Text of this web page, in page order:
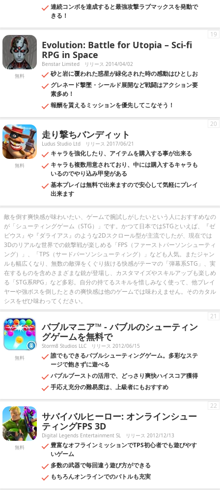
連続コンボを達成すると最強攻撃ラブマックスを発動で
きる！
無料
Evolution: Battle for Utopia – Sci-fi
RPG in Space
Benstar Limited リリース 2014/04/02
砂と岩に覆われた惑星が緑化された時の感動はひとしお
グレネード撃墜・シールド展開など戦闘はアクション要
素多め！
報酬を貰えるミッションを優先してこなそう！
19
無料
走り撃ちバンディット
Ludus Studio Ltd リリース 2017/06/21
キャラを強化したり、アイテムを購入する事が出来る
キャラも複数用意されており、中には購入するキャラも
いるのでやり込み甲斐がある
基本プレイは無料で出来ますので安心して気軽にプレイ
出来ます
20
敵を倒す爽快感が味わいたい、ゲームで腕試しがしたいという人におすすめなの
が「シューティングゲーム（STG）」です。かつて日本ではSTGといえば、『ゼ
ビウス』や『ダライアス』のような2Dスクロール型が主流でしたが、現在では
3Dのリアルな世界での銃撃戦が楽しめる「FPS（ファーストパーソンシューティ
ング）」、「TPS（サードパーソンシューティング）」なども人気。またジャン
ルも幅広くなり、無数の敵弾をくぐり抜ける快感がテーマの「弾幕系STG」、実
在するものを含めさまざまな銃が登場し、カスタマイズやスキルアップも楽しめ
る「STG系RPG」など多彩。自分の持てるスキルを惜しみなく使って、他プレイ
ヤーや強ボスを倒したときの爽快感は他のゲームでは味わえません。そのカタル
シスをぜひ味わってください。
無料
バブルマニア™ - バブルのシューティン
グゲームを無料で
Storm8 Studios LLC リリース 2012/06/15
誰でもできるバブルシューティングゲーム。多彩なステ
ージで飽きずに遊べる
バブルブーストの活用で、どっさり爽快ハイスコア獲得
手応え充分の難易度は、上級者にもおすすめ
21
無料
サバイバルヒーロー: オンラインシュー
ティングFPS 3D
Digital Legends Entertainment SL リリース 2012/12/13
豊富なオフラインミッションでTPS初心者でも遊びやす
いゲーム
多数の武器で毎回違う遊び方ができる
もちろんオンラインでのバトルも充実
22